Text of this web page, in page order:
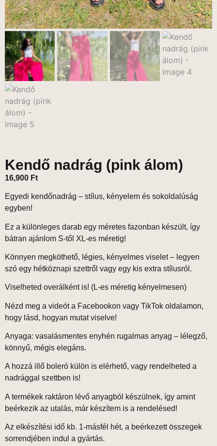
Kendő nadrág (pink álom)
16,900 Ft
Egyedi kendőnadrág – stílus, kényelem és sokoldalúság
egyben!
Ez a különleges darab egy méretes fazonban készült, így
bátran ajánlom S-től XL-es méretig!
Könnyen megköthető, légies, kényelmes viselet – legyen
szó egy hétköznapi szettről vagy egy kis extra stílusról.
Viselheted overálként is! (L-es méretig kényelmesen)
Nézd meg a videót a Facebookon vagy TikTok oldalamon,
hogy lásd, hogyan mutat viselve!
Anyaga: vasalásmentes enyhén rugalmas anyag – lélegző,
könnyű, mégis elegáns.
A hozzá illő boleró külön is elérhető, vagy rendelheted a
nadrággal szettben is!
A termékek raktáron lévő anyagból készülnek, így amint
beérkezik az utalás, már készítem is a rendelésed!
Az elkészítési idő kb. 1-másfél hét, a beérkezett összegek
sorrendjében indul a gyártás.